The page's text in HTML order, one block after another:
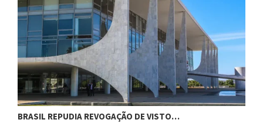
BRASIL REPUDIA REVOGAÇÃO DE VISTO…